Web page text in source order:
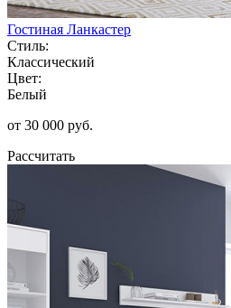
Гостиная Ланкастер
Стиль:
Классический
Цвет:
Белый
от 30 000 руб.
Рассчитать